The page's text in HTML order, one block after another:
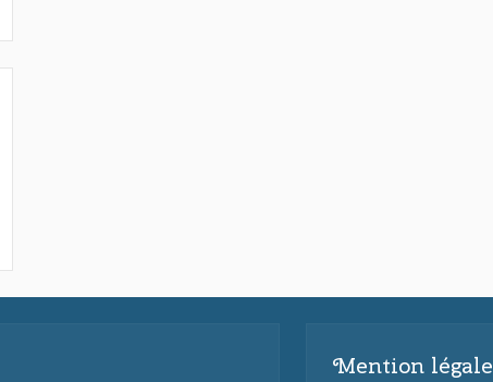
Mention légale